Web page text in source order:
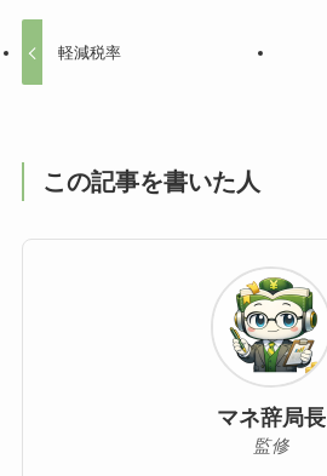
軽減税率
この記事を書いた人
マネ辞局長
監修